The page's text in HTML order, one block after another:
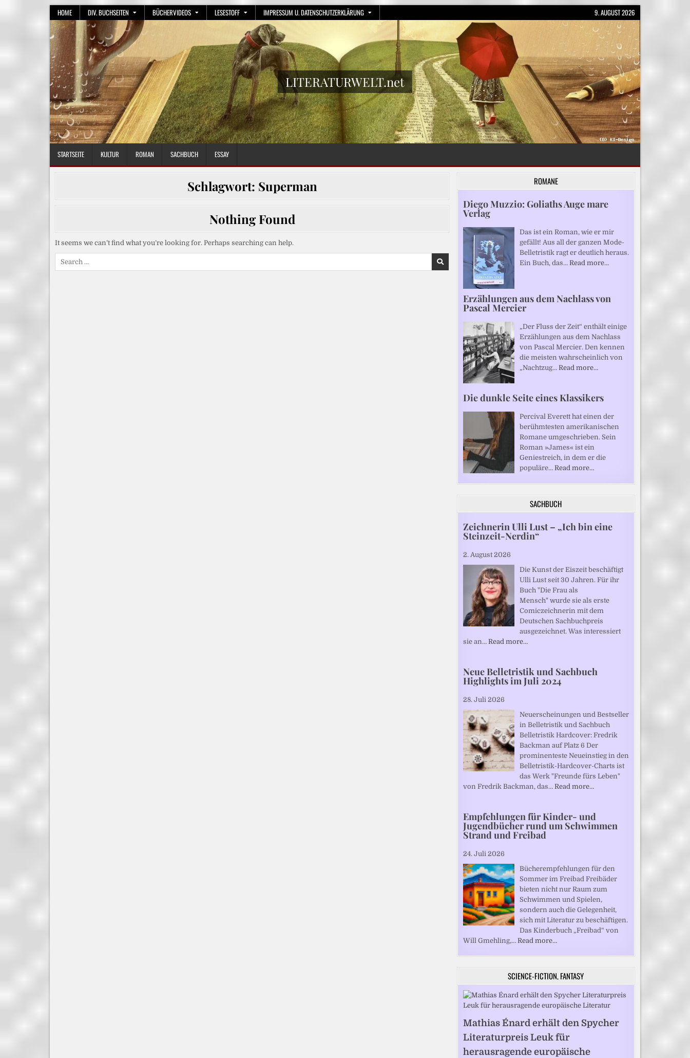
HOME DIV. BUCHSEITEN BÜCHERVIDEOS LESESTOFF IMPRESSUM U. DATENSCHUTZERKLÄRUNG 9. AUGUST 2026
LITERATURWELT.net
STARTSEITE KULTUR ROMAN SACHBUCH ESSAY
Schlagwort: Superman
Nothing Found
It seems we can’t find what you’re looking for. Perhaps searching can help.
ROMANE
Diego Muzzio: Goliaths Auge mare
Verlag
Das ist ein Roman, wie er mir
gefällt! Aus all der ganzen Mode-
Belletristik ragt er deutlich heraus.
Ein Buch, das… Read more…
Erzählungen aus dem Nachlass von
Pascal Mercier
„Der Fluss der Zeit“ enthält einige
Erzählungen aus dem Nachlass
von Pascal Mercier. Den kennen
die meisten wahrscheinlich von
„Nachtzug… Read more…
Die dunkle Seite eines Klassikers
Percival Everett hat einen der
berühmtesten amerikanischen
Romane umgeschrieben. Sein
Roman »James« ist ein
Geniestreich, in dem er die
populäre… Read more…
SACHBUCH
Zeichnerin Ulli Lust – „Ich bin eine
Steinzeit-Nerdin“
2. August 2026
Die Kunst der Eiszeit beschäftigt
Ulli Lust seit 30 Jahren. Für ihr
Buch "Die Frau als
Mensch" wurde sie als erste
Comiczeichnerin mit dem
Deutschen Sachbuchpreis
ausgezeichnet. Was interessiert
sie an… Read more…
Neue Belletristik und Sachbuch
Highlights im Juli 2024
28. Juli 2026
Neuerscheinungen und Bestseller
in Belletristik und Sachbuch
Belletristik Hardcover: Fredrik
Backman auf Platz 6 Der
prominenteste Neueinstieg in den
Belletristik-Hardcover-Charts ist
das Werk "Freunde fürs Leben"
von Fredrik Backman, das… Read more…
Empfehlungen für Kinder- und
Jugendbücher rund um Schwimmen
Strand und Freibad
24. Juli 2026
Bücherempfehlungen für den
Sommer im Freibad Freibäder
bieten nicht nur Raum zum
Schwimmen und Spielen,
sondern auch die Gelegenheit,
sich mit Literatur zu beschäftigen.
Das Kinderbuch „Freibad“ von
Will Gmehling,… Read more…
SCIENCE-FICTION, FANTASY
Mathias Énard erhält den Spycher
Literaturpreis Leuk für
herausragende europäische